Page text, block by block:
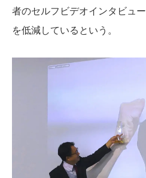
者のセルフビデオインタビュ
を低減しているという。